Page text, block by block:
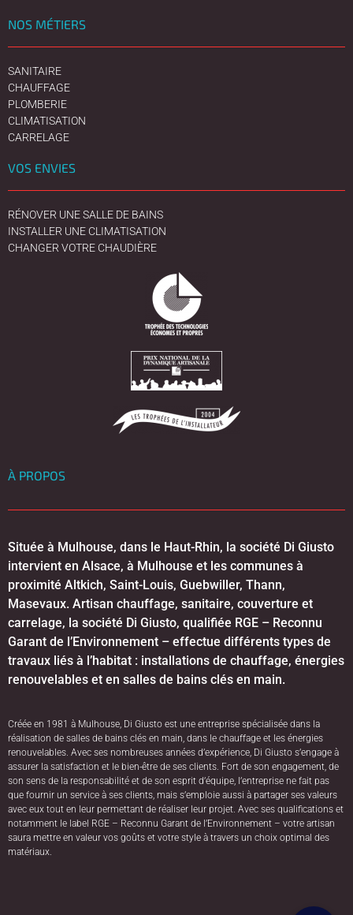
NOS MÉTIERS
SANITAIRE
CHAUFFAGE
PLOMBERIE
CLIMATISATION
CARRELAGE
VOS ENVIES
RÉNOVER UNE SALLE DE BAINS
INSTALLER UNE CLIMATISATION
CHANGER VOTRE CHAUDIÈRE
À PROPOS
Située à Mulhouse, dans le Haut-Rhin, la société Di Giusto
intervient en Alsace, à Mulhouse et les communes à
proximité Altkich, Saint-Louis, Guebwiller, Thann,
Masevaux. Artisan chauffage, sanitaire, couverture et
carrelage, la société Di Giusto, qualifiée RGE – Reconnu
Garant de l’Environnement – effectue différents types de
travaux liés à l’habitat : installations de chauffage, énergies
renouvelables et en salles de bains clés en main.
Créée en 1981 à Mulhouse, Di Giusto est une entreprise spécialisée dans la
réalisation de salles de bains clés en main, dans le chauffage et les énergies
renouvelables. Avec ses nombreuses années d’expérience, Di Giusto s’engage à
assurer la satisfaction et le bien-être de ses clients. Fort de son engagement, de
son sens de la responsabilité et de son esprit d’équipe, l’entreprise ne fait pas
que fournir un service à ses clients, mais s’emploie aussi à partager ses valeurs
avec eux tout en leur permettant de réaliser leur projet. Avec ses qualifications et
notamment le label RGE – Reconnu Garant de l’Environnement – votre artisan
saura mettre en valeur vos goûts et votre style à travers un choix optimal des
matériaux.